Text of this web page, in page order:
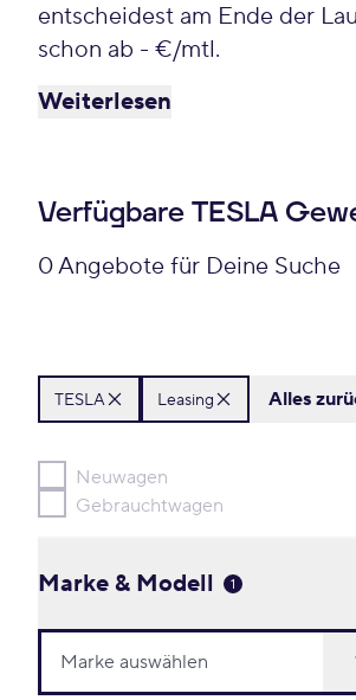
entscheidest am Ende der
schon ab - €/mtl.
Weiterlesen
Verfügbare TESLA
0 Angebote für Deine Suche
TESLA Leasing Alles
Neuwagen
Gebrauchtwagen
Marke & Modell 1